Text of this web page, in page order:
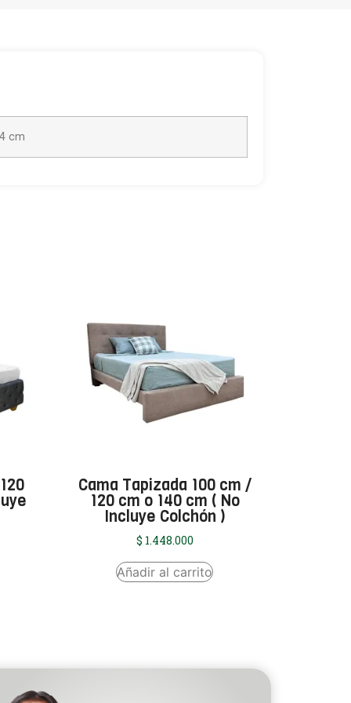
cm
Cama Tapizada 100 cm /
120 cm o 140 cm ( No
Incluye Colchón )
$ 1.448.000
Añadir al carrito